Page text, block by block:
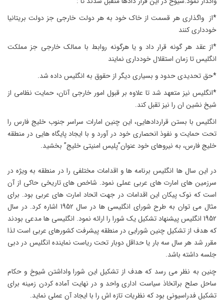
*از واگذاری هر قسمت از خاک خود به هر دولت خارجی جز دولت بریتانیا
خودداری کنند
*از عقد هر گونه قرار داد و یا هرگونه روابط با ممالک خارجی جز مملکت
انگلیس تا زمان استقلال خودداری نمایند
*حق تحدیدی حدود و بسیاری دیگر از حقوق به انگلیس داده شد.
*انگلیس نیز متعهد شد تا علاوه بر قبول امور خارجی آنان، حمایت نظامی از
شیخ نشین ان را نیز تقبل کند.
انگلیس با بستن قراردادهایی، این چنین امارات سراسر جنوب خلیج فارس را
تحت حمایت و نفوذ انحصاری خود در آورد و با ایجاد پایگاه هایی در منطقه
خلیج فارس، به نیروهای خود عنوان”پلیس امنیتی خلیج” بخشید.
در این سال ها انگلیس برنامه ها و اقدامات مختلفی را در منطقه به ویژه در
سرزمین های امارت های عربی عملی نمود. شاخص های تاریخی حاکی از آن
است که نوک پیکان این اقدامات در جهت اتحاد امارت های عربی بود. برای
مثال می توان به طرح شورای انگلیسی ها در سال 1952 اشاره کرد. در سال
1952 انگلیس پیشنهاد تشکیل یک شورا را ارائه نمود. انگلیسی ها مدعی بودند
که هدف از تشکیل چنین شورایی در منطقه پیشرفت کشورهای عربی است لذا
مقرر شد هر سال سه بار یا حداقل دوبار تحت ریاست نماینده انگلیس در دبی
جلسه داشته باشد.
چنین به نظر می رسد که هدف از تشکیل این شورا واداشتن شیوخ و حکام
ساحل صلح براتخاذ سیاست اداری واحد و در نهایت آماده کردن زمینه برای
تشکیل فدراسیونی بود که نظریات تازه اش را با ایجاد آن عملی نماید.